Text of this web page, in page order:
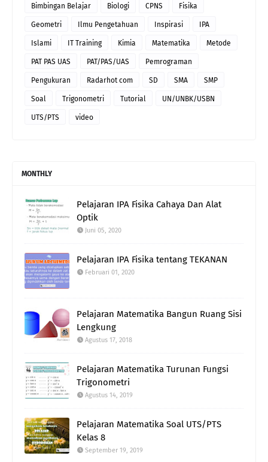
Bimbingan Belajar Biologi CPNS Fisika
Geometri Ilmu Pengetahuan Inspirasi IPA
Islami IT Training Kimia Matematika Metode
PAT PAS UAS PAT/PAS/UAS Pemrograman
Pengukuran Radarhot com SD SMA SMP
Soal Trigonometri Tutorial UN/UNBK/USBN
UTS/PTS video
MONTHLY
Pelajaran IPA Fisika Cahaya Dan Alat
Optik
Juni 05, 2020
Pelajaran IPA Fisika tentang TEKANAN
Februari 01, 2020
Pelajaran Matematika Bangun Ruang Sisi
Lengkung
Agustus 17, 2018
Pelajaran Matematika Turunan Fungsi
Trigonometri
Agustus 14, 2019
Pelajaran Matematika Soal UTS/PTS
Kelas 8
September 19, 2019